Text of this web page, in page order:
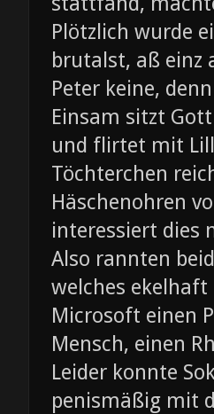
Plötzlich wurde
brutalst, aß einz
Peter keine,
Einsam sitzt
und flirtet mit
Töchterchen
Häschenohren
interessiert dies
Also rannten
welches
Microsoft einen
Mensch, einen
Leider konnte
penismäßig mit